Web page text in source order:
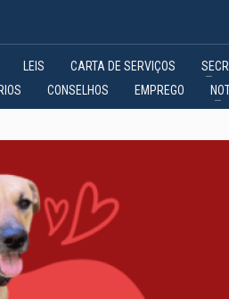
LEIS CARTA DE SERVIÇOS
CONSELHOS EMPREGO